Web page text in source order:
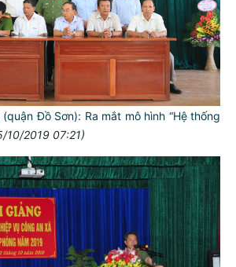
Đồ Sơn): Ra mắt mô hình “Hệ thống
10/2019 07:21)